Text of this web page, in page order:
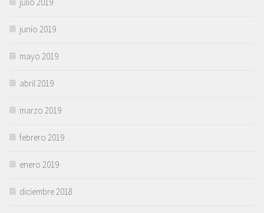
junio 2019
mayo 2019
abril 2019
marzo 2019
febrero 2019
enero 2019
diciembre 2018